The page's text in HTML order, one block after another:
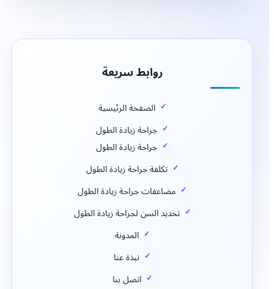
روابط سريعة
الصفحة الرئيسية
جراحة زيادة الطول
جراحة زيادة الطول
تكلفة جراحة زيادة الطول
مضاعفات جراحة زيادة الطول
تحديد السن لجراحة زيادة الطول
المدونة
نبذة عنا
اتصل بنا